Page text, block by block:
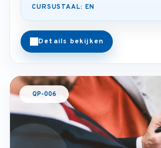
CURSUSTAAL: EN
Details bekijken
QP-006